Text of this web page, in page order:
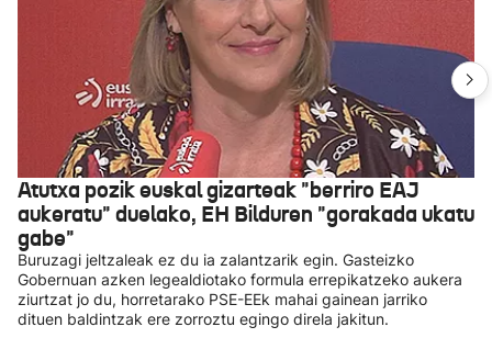
Atutxa pozik euskal gizarteak "berriro EAJ
aukeratu" duelako, EH Bilduren "gorakada ukatu
gabe"
Buruzagi jeltzaleak ez du ia zalantzarik egin. Gasteizko
Gobernuan azken legealdiotako formula errepikatzeko aukera
ziurtzat jo du, horretarako PSE-EEk mahai gainean jarriko
dituen baldintzak ere zorroztu egingo direla jakitun.